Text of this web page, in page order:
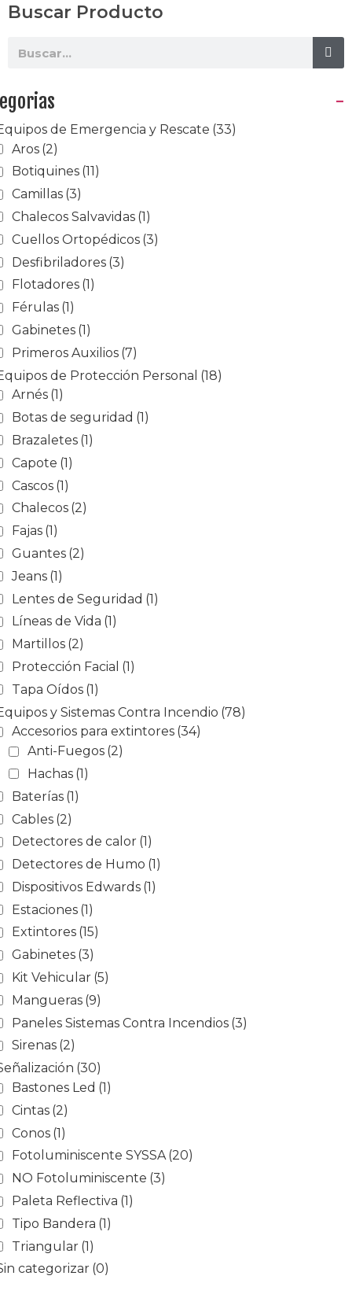
Buscar Producto
-
de Emergencia y Rescate (33)
Aros (2)
Botiquines (11)
Camillas (3)
Chalecos Salvavidas (1)
Cuellos Ortopédicos (3)
Desfibriladores (3)
Flotadores (1)
Férulas (1)
Gabinetes (1)
Primeros Auxilios (7)
de Protección Personal (18)
Arnés (1)
Botas de seguridad (1)
Brazaletes (1)
Capote (1)
Cascos (1)
Chalecos (2)
Fajas (1)
Guantes (2)
Jeans (1)
Lentes de Seguridad (1)
Líneas de Vida (1)
Martillos (2)
Protección Facial (1)
Tapa Oídos (1)
y Sistemas Contra Incendio (78)
Accesorios para extintores (34)
Anti-Fuegos (2)
Hachas (1)
Baterías (1)
Cables (2)
Detectores de calor (1)
Detectores de Humo (1)
Dispositivos Edwards (1)
Estaciones (1)
Extintores (15)
Gabinetes (3)
Kit Vehicular (5)
Mangueras (9)
Paneles Sistemas Contra Incendios (3)
Sirenas (2)
(30)
Bastones Led (1)
Cintas (2)
Conos (1)
Fotoluminiscente SYSSA (20)
NO Fotoluminiscente (3)
Paleta Reflectiva (1)
Tipo Bandera (1)
Triangular (1)
categorizar (0)